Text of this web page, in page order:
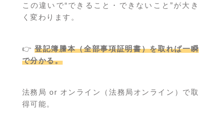
この違いで“できること・できないこと”が大き
く変わります。
👉登記簿謄本（全部事項証明書）を取れば一瞬
で分かる。
法務局 or オンライン（法務局オンライン）で取
得可能。